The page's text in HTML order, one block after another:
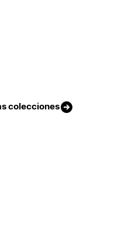
colecciones